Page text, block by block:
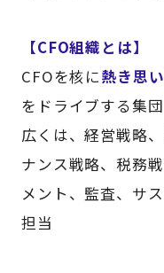
【CFO組織とは】
CFOを核に熱き思
をドライブする集団
広くは、経営戦略
ナンス戦略、税務
メント、監査、サ
担当